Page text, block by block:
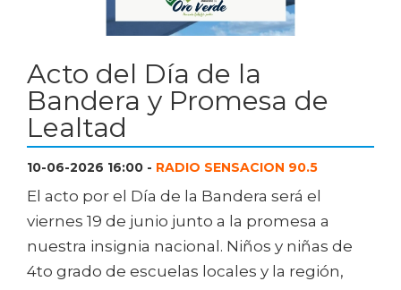
Acto del Día de la
Bandera y Promesa de
Lealtad
10-06-2026 16:00 - RADIO SENSACION 90.5
El acto por el Día de la Bandera será el
viernes 19 de junio junto a la promesa a
nuestra insignia nacional. Niños y niñas de
4to grado de escuelas locales y la región,